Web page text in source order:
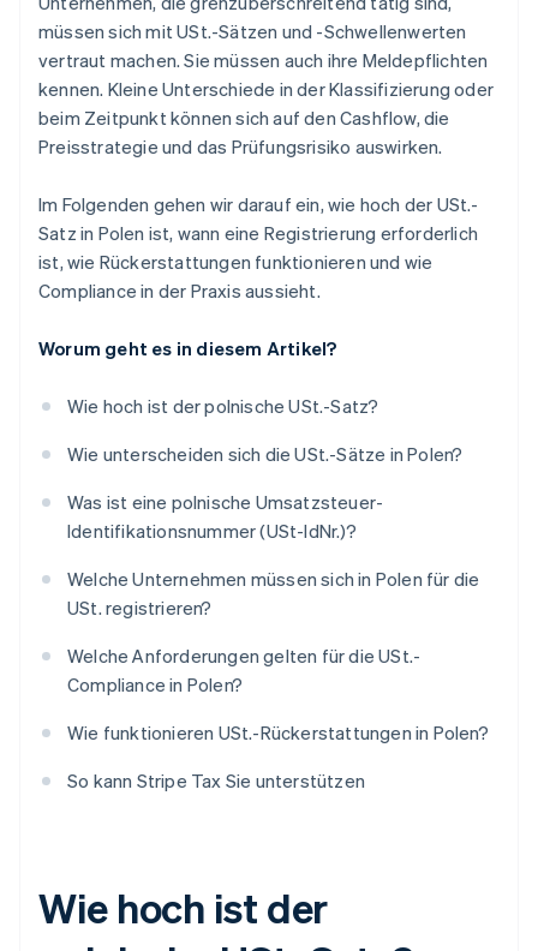
müssen sich mit USt.-Sätzen und -Schwellenwerten
vertraut machen. Sie müssen auch ihre Meldepflichten
kennen. Kleine Unterschiede in der Klassifizierung oder
beim Zeitpunkt können sich auf den Cashflow, die
Preisstrategie und das Prüfungsrisiko auswirken.
Im Folgenden gehen wir darauf ein, wie hoch der USt.-
Satz in Polen ist, wann eine Registrierung erforderlich
ist, wie Rückerstattungen funktionieren und wie
Compliance in der Praxis aussieht.
Worum geht es in diesem Artikel?
Wie hoch ist der polnische USt.-Satz?
Wie unterscheiden sich die USt.-Sätze in Polen?
Was ist eine polnische Umsatzsteuer-
Identifikationsnummer (USt-IdNr.)?
Welche Unternehmen müssen sich in Polen für die
USt. registrieren?
Welche Anforderungen gelten für die USt.-
Compliance in Polen?
Wie funktionieren USt.-Rückerstattungen in Polen?
So kann Stripe Tax Sie unterstützen
Wie hoch ist der